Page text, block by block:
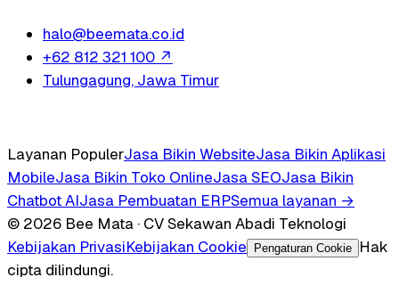
halo@beemata.co.id
+62 812 321 100 ↗
Tulungagung, Jawa Timur
Layanan PopulerJasa Bikin WebsiteJasa Bikin Aplikasi
MobileJasa Bikin Toko OnlineJasa SEOJasa Bikin
Chatbot AIJasa Pembuatan ERPSemua layanan →
© 2026 Bee Mata · CV Sekawan Abadi Teknologi
Kebijakan PrivasiKebijakan Cookie Pengaturan Cookie
Hak
cipta dilindungi.